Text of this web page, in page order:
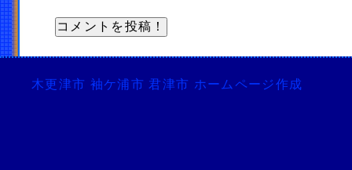
木更津市 袖ケ浦市 君津市 ホームページ作成